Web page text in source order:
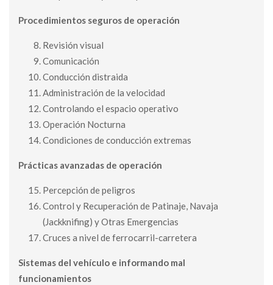
Procedimientos seguros de operación
Revisión visual
Comunicación
Conducción distraida
Administración de la velocidad
Controlando el espacio operativo
Operación Nocturna
Condiciones de conducción extremas
Prácticas avanzadas de operación
Percepción de peligros
Control y Recuperación de Patinaje, Navaja
(Jackknifing) y Otras Emergencias
Cruces a nivel de ferrocarril-carretera
Sistemas del vehículo e informando mal
funcionamientos